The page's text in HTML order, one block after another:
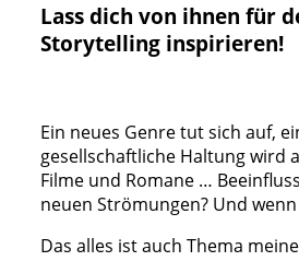
Lass dich von ihnen für
Storytelling inspirieren!
Ein neues Genre tut sich auf,
gesellschaftliche Haltung wird
Filme und Romane …
neuen Strömungen? Und
Das alles ist auch Thema